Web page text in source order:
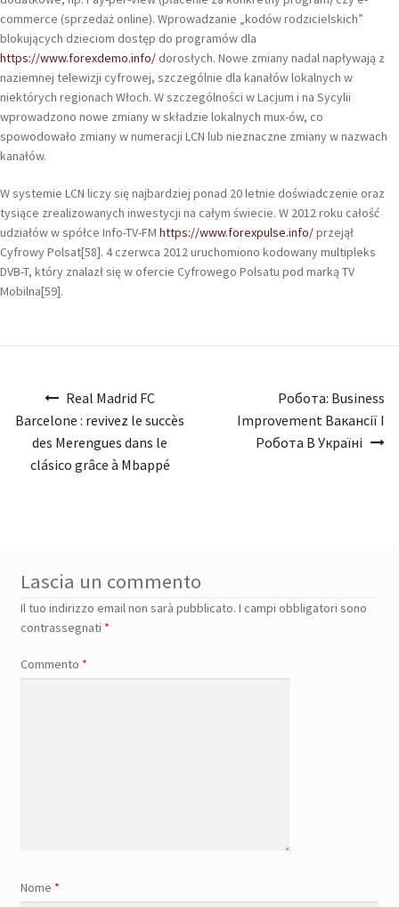
commerce (sprzedaż online). Wprowadzanie „kodów rodzicielskich”
blokujących dzieciom dostęp do programów dla
https://www.forexdemo.info/ dorosłych. Nowe zmiany nadal napływają z
naziemnej telewizji cyfrowej, szczególnie dla kanałów lokalnych w
niektórych regionach Włoch. W szczególności w Lacjum i na Sycylii
wprowadzono nowe zmiany w składzie lokalnych mux-ów, co
spowodowało zmiany w numeracji LCN lub nieznaczne zmiany w nazwach
kanałów.
W systemie LCN liczy się najbardziej ponad 20 letnie doświadczenie oraz
tysiące zrealizowanych inwestycji na całym świecie. W 2012 roku całość
udziałów w spółce Info-TV-FM https://www.forexpulse.info/przejął
Cyfrowy Polsat[58]. 4 czerwca 2012 uruchomiono kodowany multipleks
DVB-T, który znalazł się w ofercie Cyfrowego Polsatu pod marką TV
Mobilna[59].
Real Madrid FC
Barcelone : revivez le succès
des Merengues dans le
clásico grâce à Mbappé
Робота: Business
Improvement Вакансії І
Робота В Україні
Lascia un commento
Il tuo indirizzo email non sarà pubblicato. I campi obbligatori sono
contrassegnati *
Commento *
Nome *